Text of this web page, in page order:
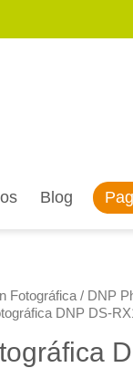
Blog
Fotográfica / DNP
DNP DS-